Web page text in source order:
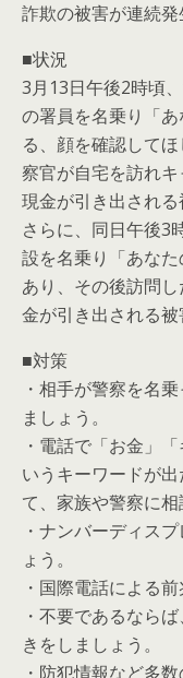
詐欺の被害が連続発
■状況
3月13日午後2時頃
の署員を名乗り「
る、顔を確認して
察官が自宅を訪れ
現金が引き出される
さらに、同日午後3
設を名乗り「あな
あり、その後訪問
金が引き出される被
■対策
・相手が警察を名
ましょう。
・電話で「お金」
いうキーワードが
て、家族や警察に相
・ナンバーディス
ょう。
・国際電話による
・不要であるなら
きをしましょう。
・防犯情報など多